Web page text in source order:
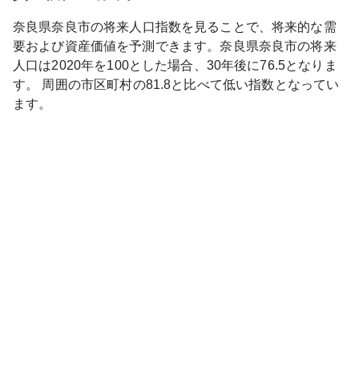
奈良県奈良市の将来人口指数を見ることで、将来的な需
要および資産価値を予測できます。奈良県奈良市の将来
人口は2020年を100とした場合、30年後に76.5となりま
す。
周囲の市区町村の81.8と比べて低い指数となってい
ます。